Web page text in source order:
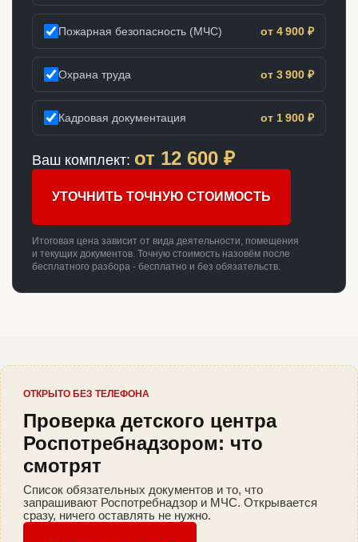
Пожарная безопасность (МЧС) от 4 900 ₽
Охрана труда от 3 900 ₽
Кадровая документация от 1 900 ₽
Ваш комплект: от 12 600 ₽
УТОЧНИТЬ ТОЧНУЮ СТОИМОСТЬ
Итоговая цена зависит от вида деятельности, помещения
и текущих документов. Точную стоимость назовём после
бесплатного разбора - бесплатно и без обязательств.
ОТКРЫТО БЕЗ ТЕЛЕФОНА
Проверка детского центра
Роспотребнадзором: что
смотрят
Список обязательных документов и то, что
запрашивают Роспотребнадзор и МЧС. Открывается
сразу, ничего оставлять не нужно.